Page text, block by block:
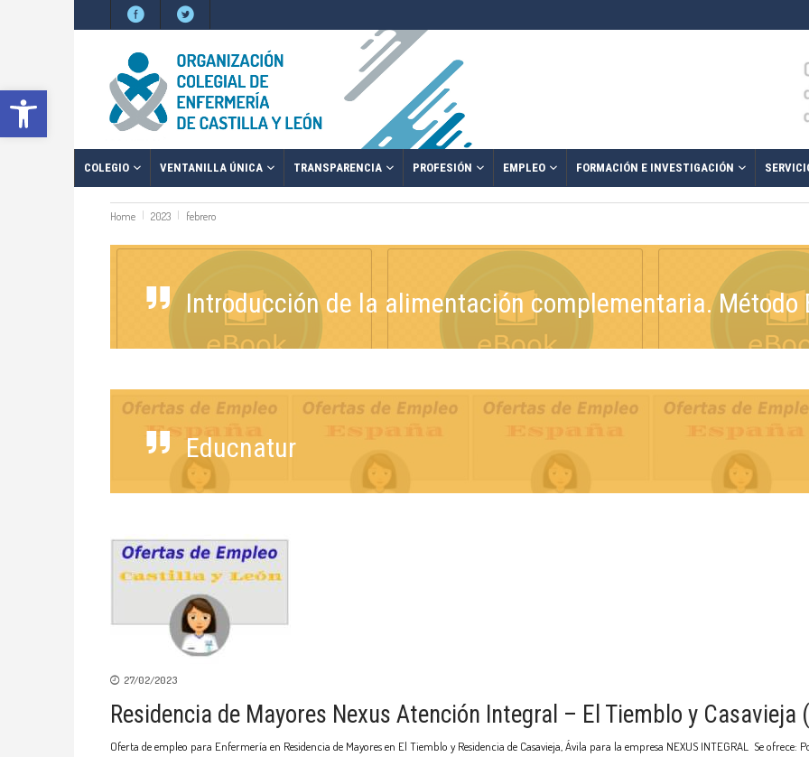
Abrir barra de herramientas
COLEGIO VENTANILLA ÚNICA TRANSPARENCIA PROFESIÓN EMPLEO FORMACIÓN E INVESTIGACIÓN
Home 2023 febrero
Introducción de la alimentación complementaria. Método
Educnatur
27/02/2023
Residencia de Mayores Nexus Atención Integral – El Tiemblo y Casavieja
Oferta de empleo para Enfermería en Residencia de Mayores en El Tiemblo y Residencia de Casavieja, Ávila para la empresa NEXUS INTEGRAL Se